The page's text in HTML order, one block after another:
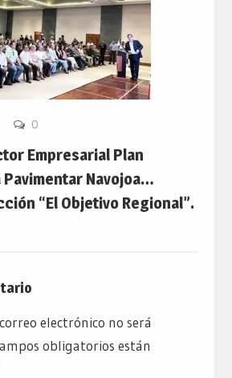
0
Empresarial Plan
Navojoa…
“El Objetivo Regional”.
electrónico no será
obligatorios están